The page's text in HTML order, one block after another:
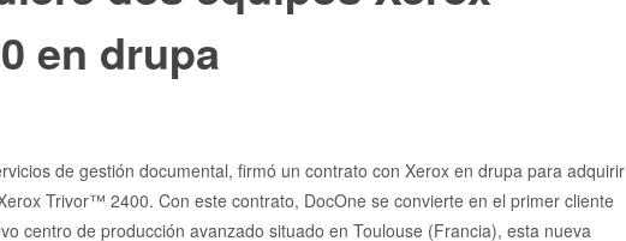
en drupa
de gestión documental, firmó un contrato con Xerox en drupa para adquirir
Trivor™ 2400. Con este contrato, DocOne se convierte en el primer cliente
centro de producción avanzado situado en Toulouse (Francia), esta nueva